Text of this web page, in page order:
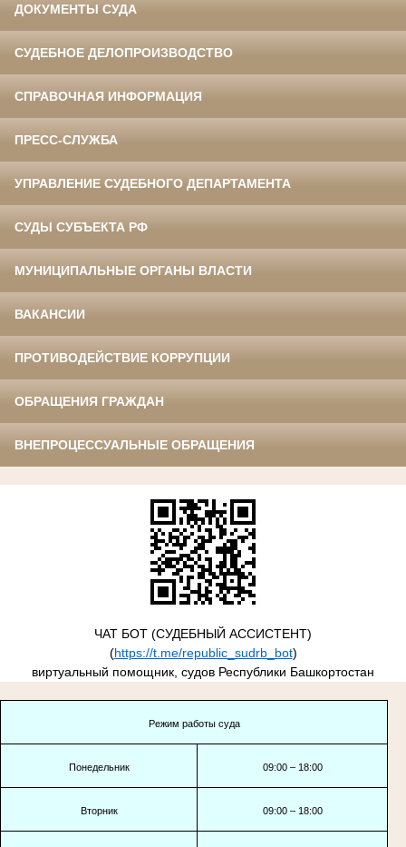
ДОКУМЕНТЫ СУДА
СУДЕБНОЕ ДЕЛОПРОИЗВОДСТВО
СПРАВОЧНАЯ ИНФОРМАЦИЯ
ПРЕСС-СЛУЖБА
УПРАВЛЕНИЕ СУДЕБНОГО ДЕПАРТАМЕНТА
СУДЫ СУБЪЕКТА РФ
МУНИЦИПАЛЬНЫЕ ОРГАНЫ ВЛАСТИ
ВАКАНСИИ
ПРОТИВОДЕЙСТВИЕ КОРРУПЦИИ
ОБРАЩЕНИЯ ГРАЖДАН
ВНЕПРОЦЕССУАЛЬНЫЕ ОБРАЩЕНИЯ
ЧАТ БОТ (СУДЕБНЫЙ АССИСТЕНТ)
(https://t.me/republic_sudrb_bot)
виртуальный помощник, судов Республики Башкортостан
Режим работы суда
Понедельник 09:00 – 18:00
Вторник 09:00 – 18:00